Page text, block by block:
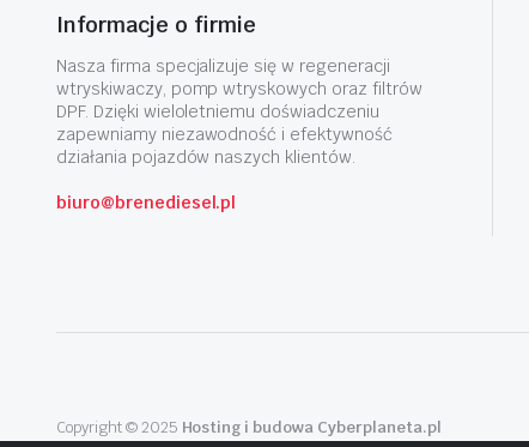
Informacje o firmie
Nasza firma specjalizuje się w regeneracji
wtryskiwaczy, pomp wtryskowych oraz filtrów
DPF. Dzięki wieloletniemu doświadczeniu
zapewniamy niezawodność i efektywność
działania pojazdów naszych klientów.
biuro@brenediesel.pl
Copyright © 2025 Hosting i budowa Cyberplaneta.pl